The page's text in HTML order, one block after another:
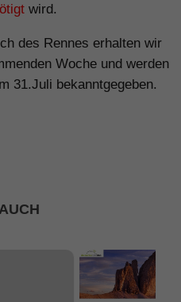
wird.
des Rennes erhalten wir
Woche und werden
31.Juli bekanntgegeben.